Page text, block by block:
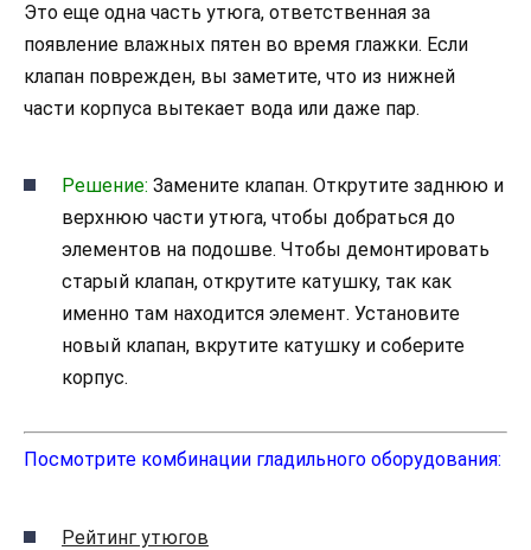
Это еще одна часть утюга, ответственная за
появление влажных пятен во время глажки. Если
клапан поврежден, вы заметите, что из нижней
части корпуса вытекает вода или даже пар.
Решение: Замените клапан. Открутите заднюю и
верхнюю части утюга, чтобы добраться до
элементов на подошве. Чтобы демонтировать
старый клапан, открутите катушку, так как
именно там находится элемент. Установите
новый клапан, вкрутите катушку и соберите
корпус.
Посмотрите комбинации гладильного оборудования:
Рейтинг утюгов